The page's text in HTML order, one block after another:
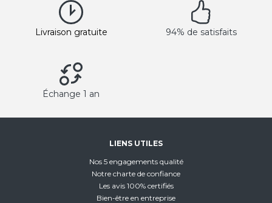
Livraison gratuite 94% de satisfaits
Échange 1 an
LIENS UTILES
Nos 5 engagements qualité
Notre charte de confiance
Les avis 100% certifiés
Bien-être en entreprise